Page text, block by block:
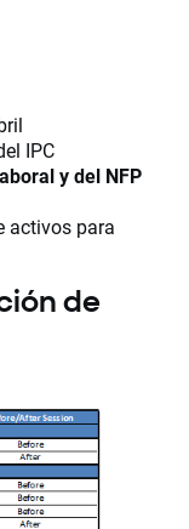
IPC
y del NFP
activos para
de